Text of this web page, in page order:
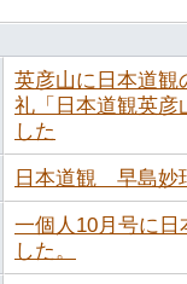
英彦山に日本道観
礼「日本道観英彦
した
日本道観 早島妙
一個人10月号に
した。